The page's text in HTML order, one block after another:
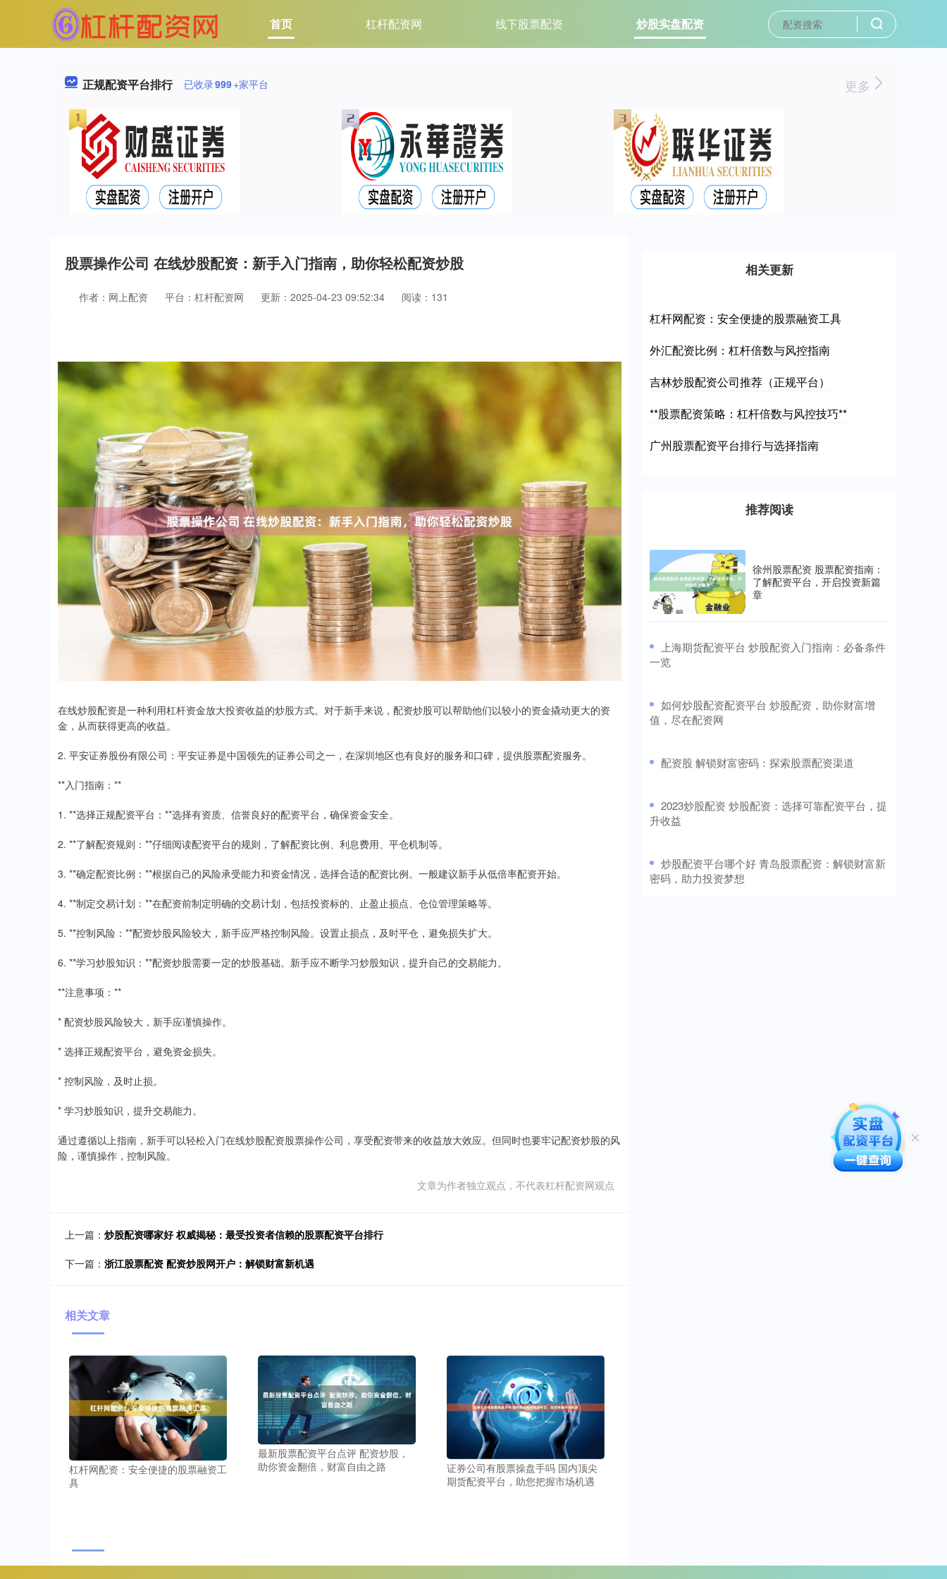
首页 杠杆配资网 线下股票配资 炒股实盘配资
正规配资平台排行 已收录999+家平台 更多
股票操作公司 在线炒股配资：新手入门指南，助你轻松配资炒股
作者：网上配资 平台：杠杆配资网 更新：2025-04-23 09:52:34 阅读：131
在线炒股配资是一种利用杠杆资金放大投资收益的炒股方式。对于新手来说，配资炒股可以帮助他们以较小的资金撬动更大的资
金，从而获得更高的收益。
2. 平安证券股份有限公司：平安证券是中国领先的证券公司之一，在深圳地区也有良好的服务和口碑，提供股票配资服务。
**入门指南：**
1. **选择正规配资平台：**选择有资质、信誉良好的配资平台，确保资金安全。
2. **了解配资规则：**仔细阅读配资平台的规则，了解配资比例、利息费用、平仓机制等。
3. **确定配资比例：**根据自己的风险承受能力和资金情况，选择合适的配资比例。一般建议新手从低倍率配资开始。
4. **制定交易计划：**在配资前制定明确的交易计划，包括投资标的、止盈止损点、仓位管理策略等。
5. **控制风险：**配资炒股风险较大，新手应严格控制风险。设置止损点，及时平仓，避免损失扩大。
6. **学习炒股知识：**配资炒股需要一定的炒股基础。新手应不断学习炒股知识，提升自己的交易能力。
**注意事项：**
* 配资炒股风险较大，新手应谨慎操作。
* 选择正规配资平台，避免资金损失。
* 控制风险，及时止损。
* 学习炒股知识，提升交易能力。
通过遵循以上指南，新手可以轻松入门在线炒股配资股票操作公司，享受配资带来的收益放大效应。但同时也要牢记配资炒股的风
险，谨慎操作，控制风险。
文章为作者独立观点，不代表杠杆配资网观点
上一篇： 炒股配资哪家好 权威揭秘：最受投资者信赖的股票配资平台排行
下一篇： 浙江股票配资 配资炒股网开户：解锁财富新机遇
相关文章
杠杆网配资：安全便捷的股票融资工
具
最新股票配资平台点评 配资炒股，
助你资金翻倍，财富自由之路
证券公司有股票操盘手吗 国内顶尖
期货配资平台，助您把握市场机遇
相关更新
杠杆网配资：安全便捷的股票融资工具
外汇配资比例：杠杆倍数与风控指南
吉林炒股配资公司推荐（正规平台）
**股票配资策略：杠杆倍数与风控技巧**
广州股票配资平台排行与选择指南
推荐阅读
徐州股票配资 股票配资指南：
了解配资平台，开启投资新篇
章
​上海期货配资平台 炒股配资入门指南：必备条件
一览
​如何炒股配资配资平台 炒股配资，助你财富增
值，尽在配资网
​配资股 解锁财富密码：探索股票配资渠道
​2023炒股配资 炒股配资：选择可靠配资平台，提
升收益
​炒股配资平台哪个好 青岛股票配资：解锁财富新
密码，助力投资梦想